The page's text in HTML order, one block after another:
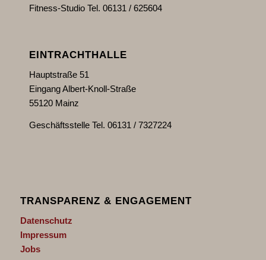
Fitness-Studio Tel. 06131 / 625604
EINTRACHTHALLE
Hauptstraße 51
Eingang Albert-Knoll-Straße
55120 Mainz
Geschäftsstelle Tel. 06131 / 7327224
TRANSPARENZ & ENGAGEMENT
Datenschutz
Impressum
Jobs